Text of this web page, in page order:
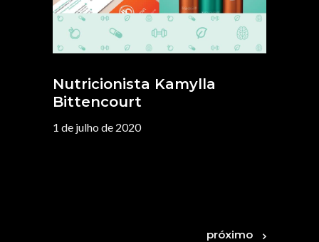
Nutricionista Kamylla
Bittencourt
1 de julho de 2020
próximo